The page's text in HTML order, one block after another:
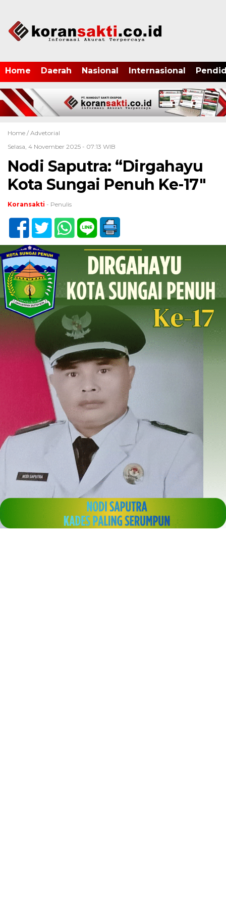
Home Daerah Nasional Internasional
Home / Advetorial
Selasa, 4 November 2025 - 07:13 WIB
Nodi Saputra: “Dirgahayu
Kota Sungai Penuh Ke-17″
Koransakti - Penulis